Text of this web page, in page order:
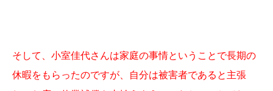
そして、小室佳代さんは家庭の事情ということで長期の
休暇をもらったのですが、自分は被害者であると主張